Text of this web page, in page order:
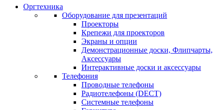
Оргтехника
Оборудование для презентаций
Проекторы
Крепежи для проекторов
Экраны и опции
Демонстрационные доски, Флипчарты,
Аксессуары
Интерактивные доски и аксессуары
Телефония
Проводные телефоны
Радиотелефоны (DECT)
Системные телефоны